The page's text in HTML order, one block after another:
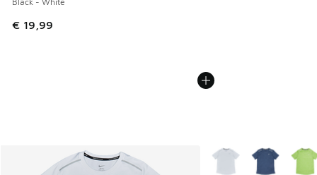
€ 19,99
Plus de couleurs